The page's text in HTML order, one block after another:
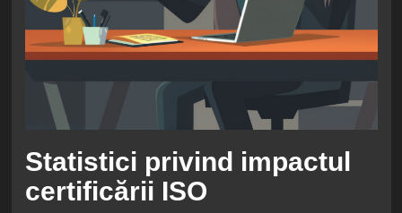
Statistici privind impactul
certificării ISO